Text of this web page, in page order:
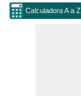
Calculadora A a Z